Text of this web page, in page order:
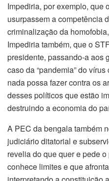
Impediria, por exemplo, que
usurpassem a competência
criminalização da
Impediria também, que o
presidente, passando-a aos
caso da “pandemia” do
nada possa fazer contra os
desses políticos que estão
destruindo a economia do
A PEC da bengala também
judiciário ditatorial e
revelia do que quer e pede
conhece limites e que